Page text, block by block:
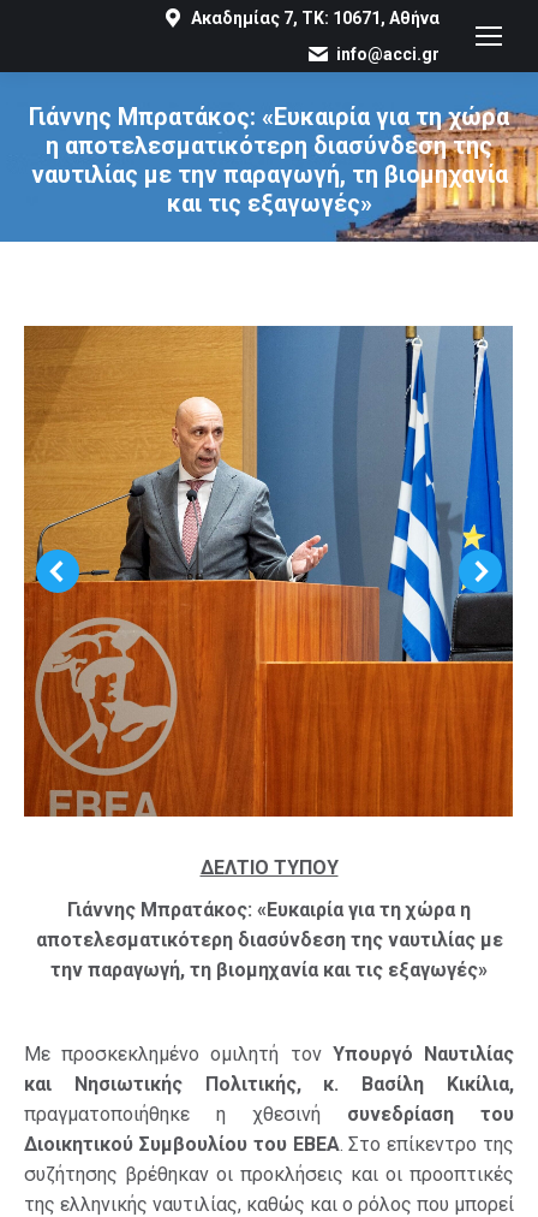
Ακαδημίας 7, ΤΚ: 10671, Αθήνα
info@acci.gr
Γιάννης Μπρατάκος: «Ευκαιρία για τη χώρα
η αποτελεσματικότερη διασύνδεση της
ναυτιλίας με την παραγωγή, τη βιομηχανία
και τις εξαγωγές»
You are here:
ΔΕΛΤΙΟ ΤΥΠΟΥ
Γιάννης Μπρατάκος: «Ευκαιρία για τη χώρα η
αποτελεσματικότερη διασύνδεση της ναυτιλίας με
την παραγωγή, τη βιομηχανία και τις εξαγωγές»
Με προσκεκλημένο ομιλητή τονΥπουργό Ναυτιλίας
και Νησιωτικής Πολιτικής, κ. Βασίλη Κικίλια,
πραγματοποιήθηκε η χθεσινή συνεδρίαση του
Διοικητικού Συμβουλίου του ΕΒΕΑ. Στο επίκεντρο της
συζήτησης βρέθηκαν οι προκλήσεις και οι προοπτικές
της ελληνικής ναυτιλίας, καθώς και ο ρόλος που μπορεί